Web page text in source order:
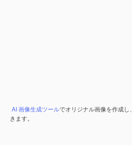
AI 画像生成ツールでオリジナル画像を作成し、
きます。